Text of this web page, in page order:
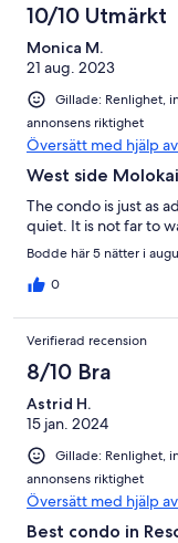
10/10 Utmärkt
Monica M.
21 aug. 2023
Gillade: Renlighet,
annonsens riktighet
Översätt med hjälp
West side
The condo is just as
quiet. It is not far to
Bodde här 5 nätter i
0
Verifierad recension
8/10 Bra
Astrid H.
15 jan. 2024
Gillade: Renlighet,
annonsens riktighet
Översätt med hjälp
Best condo in